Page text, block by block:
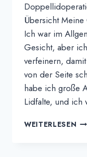
Übersicht
Ich war im
Gesicht, aber
verfeinern,
von der Seite
habe ich große
Lidfalte, und ich
WEITERLESEN